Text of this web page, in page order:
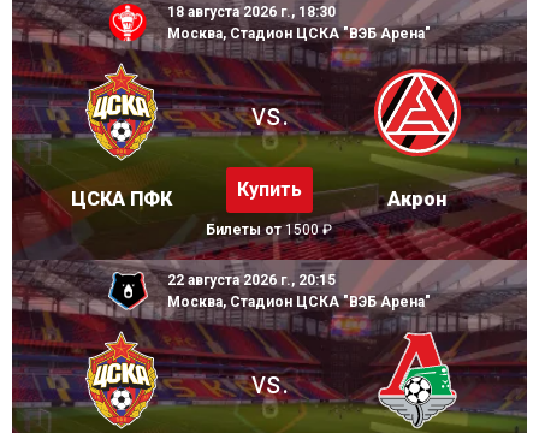
18 августа 2026 г., 18:30
Москва, Стадион ЦСКА "ВЭБ Арена"
ЦСКА ПФК
vs.
Купить
Билеты от1500 ₽
Акрон
22 августа 2026 г., 20:15
Москва, Стадион ЦСКА "ВЭБ Арена"
vs.